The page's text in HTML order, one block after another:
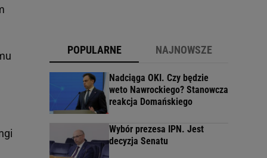
POPULARNE NAJNOWSZE
Nadciąga OKI. Czy będzie
weto Nawrockiego? Stanowcza
reakcja Domańskiego
Wybór prezesa IPN. Jest
decyzja Senatu